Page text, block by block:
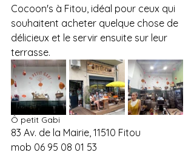
Cocoon's à Fitou, idéal pour ceux qui
souhaitent acheter quelque chose de
délicieux et le servir ensuite sur leur
terrasse.
Ô petit Gabi
83 Av. de la Mairie, 11510 Fitou
mob 06 95 08 01 53